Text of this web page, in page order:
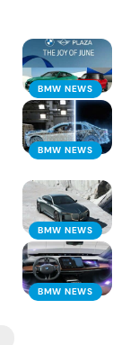
BMW NEWS
BMW NEWS
BMW NEWS
BMW NEWS